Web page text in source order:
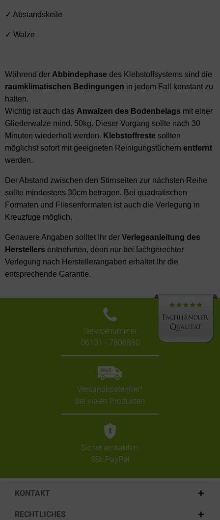
✓ Abstandskeile
✓ Walze
Während der Abbindephase des Klebstoffsystems sind die
raumklimatischen Bedingungen in jedem Fall konstant zu
halten.
Wichtig ist auch das Anwalzen des Bodenbelags mit einer
Gliederwalze mind. 50kg. Dieser Vorgang sollte nach 30
Minuten wiederholt werden. Klebstoffreste sollten
möglichst sofort mit geeigneten Reinigungstüchern entfernt
werden.
Der Abstand zwischen den Stirnseiten zur nächsten Reihe
sollte mindestens 30cm betragen. Bei quadratischen
Formaten und Fliesenformaten ist auch die Verlegung in
Kreuzfuge möglich.
Genauere Angaben solltet Ihr der Verlegeanleitung des
Herstellers entnehmen, denn nur bei fachgerechter
Verlegung nach Herstellerangaben erhaltet Ihr die
entsprechende Garantie.
Servicenummer
06151 - 7808880
Versandkostenfrei*
bei vielen Produkten
Sicher einkaufen:
SSL,PayPal
KONTAKT
RECHTLICHES